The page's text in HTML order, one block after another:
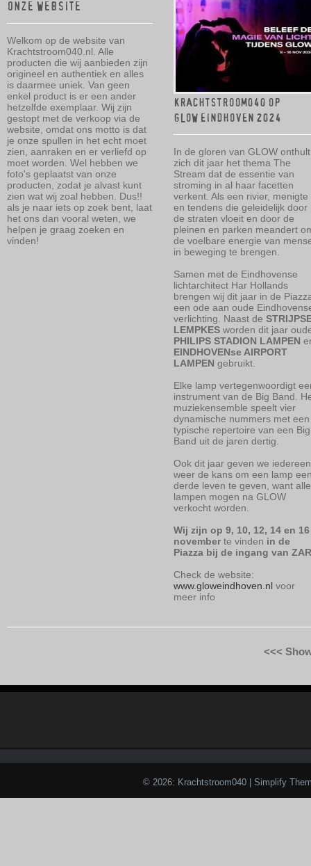
ONZE WEBSITE
Welkom op de website van
Krachtstroom040.nl. Alle
producten die wij aanbieden zijn
origineel en authentiek en alles
is daarmee uniek. Van geen
enkel product is er een ander
hetzelfde exemplaar. Wij zijn
gestopt met de verkoop via de
website, omdat ons motto is dat
je onze spullen in het echt moet
zien, aanraken en er verliefd op
moet worden. Wel hebben we
foto's geplaatst van onze
producten, zodat je alvast kunt
zien wat wij zoal hebben. Dus!!
als je naar iets op zoek bent, laat
het ons dan vooral weten, we
helpen je graag zoeken en
vinden!
KRACHTSTROOM040 OP
GLOW EINDHOVEN 2024
In de gloren van GLOW onthult
zich dit jaar het thema The
Stream dat de essentie van
stroming in al haar facetten
verkent. Als een rivier, menigte
en tendens die geleidelijk door
de straten vloeit en door de
pleinen en parken meandert
de voelbare energie van
in beweging te brengen.
Samen met de Eindhovense
lichtarchitect Har Hollands
brengen wij dit jaar in de
een ode aan oude
verlichting. Naast de
LEMPKES worden dit jaar
PHILIPS STADION LAMPEN
EINDHOVENse AIRPORT
LAMPEN gebruikt.
Elke lamp vertegenwoordigt
instrument van de Big Band.
muziekensemble speelt vier
dynamische nummers met een
typische repertoire van een Big
Band uit de jaren dertig.
Ook dit jaar geven we iedereen
weer de kans om een lamp
derde leven te geven, want alle
lampen mogen na GLOW
verkocht worden.
Wij zijn op 9, 10, 12, 14 en 16
november te vinden in de
Piazza bij de ingang van
Check de website:
www.gloweindhoven.nl voor
meer info
<<<
© 2026: Krachtstroom040 | Simplify